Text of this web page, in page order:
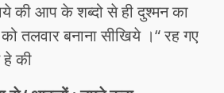
की आप के शब्दो से ही दुश्मन का
तलवार बनाना सीखिये ।“ रह गए
की